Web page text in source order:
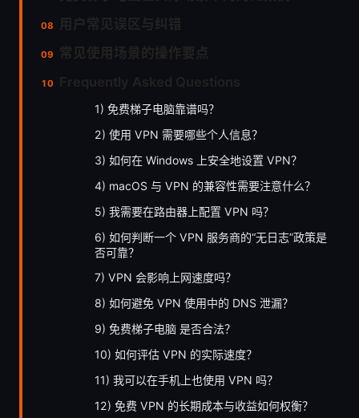
1) 免费梯子电脑靠谱吗？
2) 使用 VPN 需要哪些个人信息？
3) 如何在 Windows 上安全地设置 VPN？
4) macOS 与 VPN 的兼容性需要注意什么？
5) 我需要在路由器上配置 VPN 吗？
6) 如何判断一个 VPN 服务商的“无日志”政策是
否可靠？
7) VPN 会影响上网速度吗？
8) 如何避免 VPN 使用中的 DNS 泄漏？
9) 免费梯子电脑 是否合法？
10) 如何评估 VPN 的实际速度？
11) 我可以在手机上也使用 VPN 吗？
12) 免费 VPN 的长期成本与收益如何权衡？